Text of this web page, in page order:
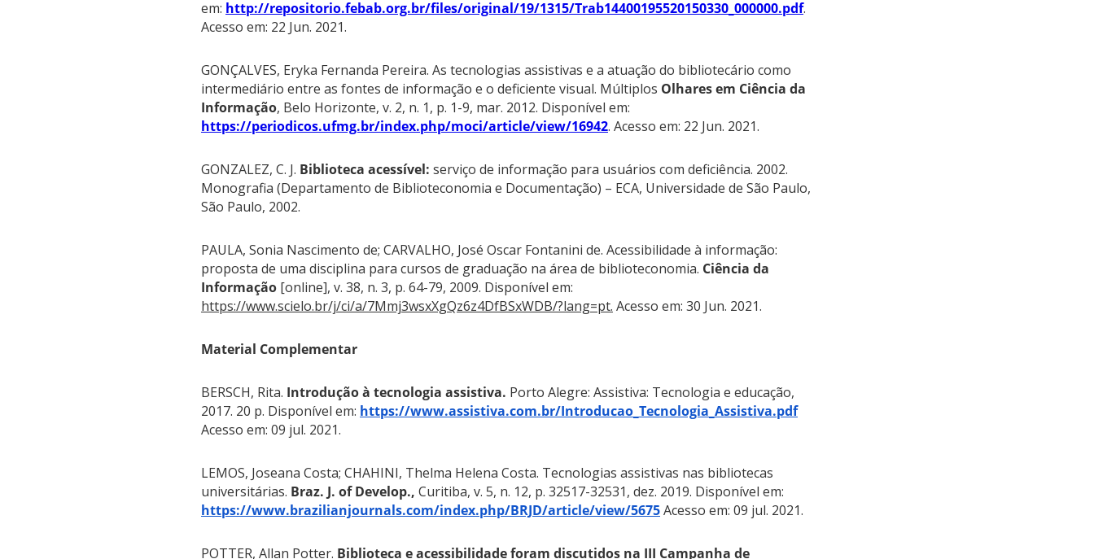
em: http://repositorio.febab.org.br/files/original/19/1315/Trab14400195520150330_000000.pdf.
Acesso em: 22 Jun. 2021.
GONÇALVES, Eryka Fernanda Pereira. As tecnologias assistivas e a atuação do bibliotecário como
intermediário entre as fontes de informação e o deficiente visual. Múltiplos Olhares em Ciência da
Informação, Belo Horizonte, v. 2, n. 1, p. 1-9, mar. 2012. Disponível em:
https://periodicos.ufmg.br/index.php/moci/article/view/16942. Acesso em: 22 Jun. 2021.
GONZALEZ, C. J. Biblioteca acessível: serviço de informação para usuários com deficiência. 2002.
Monografia (Departamento de Biblioteconomia e Documentação) – ECA, Universidade de São Paulo,
São Paulo, 2002.
PAULA, Sonia Nascimento de; CARVALHO, José Oscar Fontanini de. Acessibilidade à informação:
proposta de uma disciplina para cursos de graduação na área de biblioteconomia. Ciência da
Informação [online], v. 38, n. 3, p. 64-79, 2009. Disponível em:
https://www.scielo.br/j/ci/a/7Mmj3wsxXgQz6z4DfBSxWDB/?lang=pt. Acesso em: 30 Jun. 2021.
Material Complementar
BERSCH, Rita. Introdução à tecnologia assistiva. Porto Alegre: Assistiva: Tecnologia e educação,
2017. 20 p. Disponível em: https://www.assistiva.com.br/Introducao_Tecnologia_Assistiva.pdf
Acesso em: 09 jul. 2021.
LEMOS, Joseana Costa; CHAHINI, Thelma Helena Costa. Tecnologias assistivas nas bibliotecas
universitárias. Braz. J. of Develop., Curitiba, v. 5, n. 12, p. 32517-32531, dez. 2019. Disponível em:
https://www.brazilianjournals.com/index.php/BRJD/article/view/5675Acesso em: 09 jul. 2021.
POTTER, Allan Potter. Biblioteca e acessibilidade foram discutidos na III Campanha de